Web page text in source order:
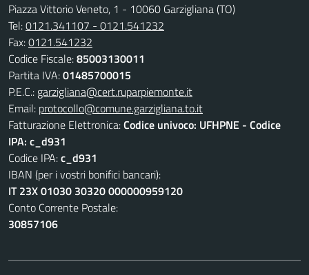
Piazza Vittorio Veneto, 1 - 10060 Garzigliana (TO)
Tel:0121.341107 - 0121.541232
Fax:0121.541232
Codice Fiscale:85003130011
Partita IVA:01485700015
P.E.C.: garzigliana@cert.ruparpiemonte.it
Email: protocollo@comune.garzigliana.to.it
Fatturazione Elettronica:Codice univoco: UFHPNE - Codice
IPA: c_d931
Codice IPA:c_d931
IBAN (per i vostri bonifici bancari):
IT 23X 01030 30320 000000959120
Conto Corrente Postale:
30857106